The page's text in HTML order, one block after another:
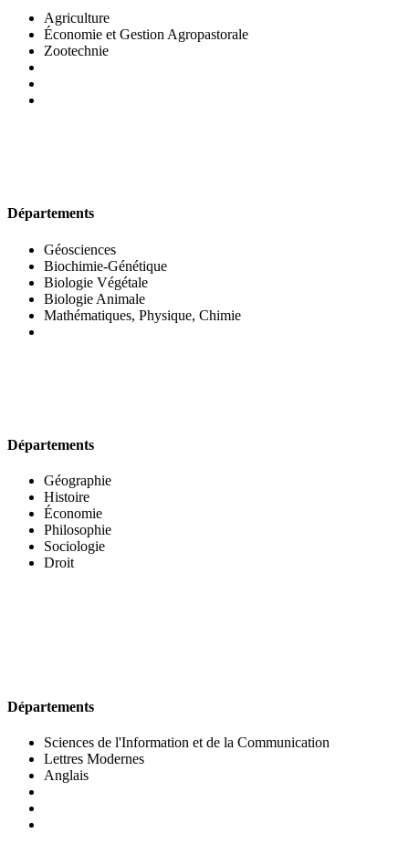
Agriculture
Économie et Gestion Agropastorale
Zootechnie
Départements
Géosciences
Biochimie-Génétique
Biologie Végétale
Biologie Animale
Mathématiques, Physique, Chimie
Départements
Géographie
Histoire
Économie
Philosophie
Sociologie
Droit
Départements
Sciences de l'Information et de la Communication
Lettres Modernes
Anglais